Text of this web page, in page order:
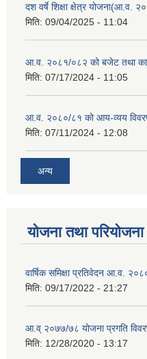
दश वर्षे शिक्षा क्षेत्र योजना(आ.व.
मिति: 09/04/2025 - 11:04
आ.व. २०८१/०८२ को बजेट तथा
मिति: 07/17/2024 - 11:05
आ.व. २०८०/८१ को आय-व्यय
मिति: 07/11/2024 - 12:08
अन्य
योजना तथा परियोजना
वार्षिक समिक्षा प्रतिवेदन आ.व.
मिति: 09/17/2022 - 21:27
आ.व् २०७७/७८ योजना प्रगति
मिति: 12/28/2020 - 13:17